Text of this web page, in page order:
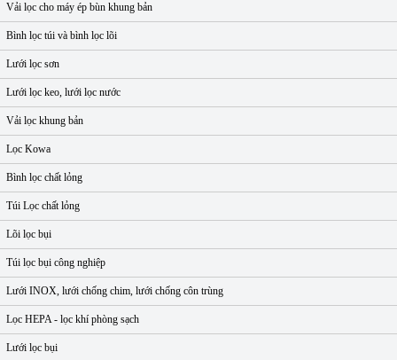
Vải lọc cho máy ép bùn khung bản
Bình lọc túi và bình lọc lõi
Lưới lọc sơn
Lưới lọc keo, lưới lọc nước
Vải lọc khung bản
Lọc Kowa
Bình lọc chất lỏng
Túi Lọc chất lỏng
Lõi lọc bụi
Túi lọc bụi công nghiệp
Lưới INOX, lưới chống chim, lưới chống côn trùng
Lọc HEPA - lọc khí phòng sạch
Lưới lọc bụi